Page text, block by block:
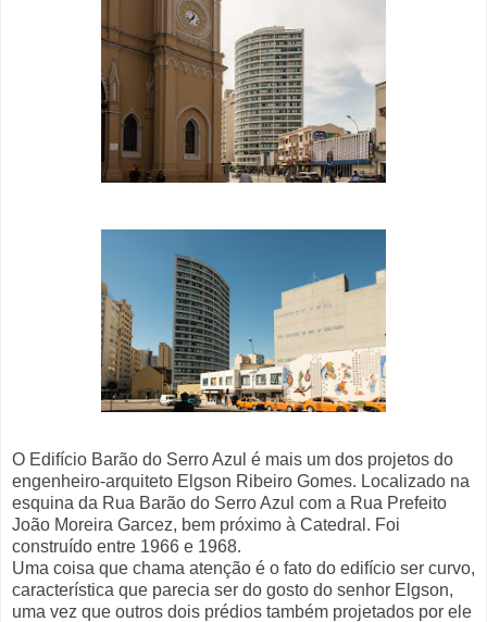
O Edifício Barão do Serro Azul é mais um dos projetos do
engenheiro-arquiteto Elgson Ribeiro Gomes. Localizado na
esquina da Rua Barão do Serro Azul com a Rua Prefeito
João Moreira Garcez, bem próximo à Catedral. Foi
construído entre 1966 e 1968.
Uma coisa que chama atenção é o fato do edifício ser curvo,
característica que parecia ser do gosto do senhor Elgson,
uma vez que outros dois prédios também projetados por ele